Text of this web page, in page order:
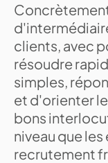
clients, avec
résoudre
simples,
et d'orienter
bons
niveau que
recrutement